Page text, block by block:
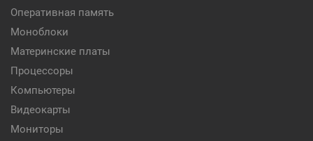
Оперативная память
Моноблоки
Материнские платы
Процессоры
Компьютеры
Видеокарты
Мониторы